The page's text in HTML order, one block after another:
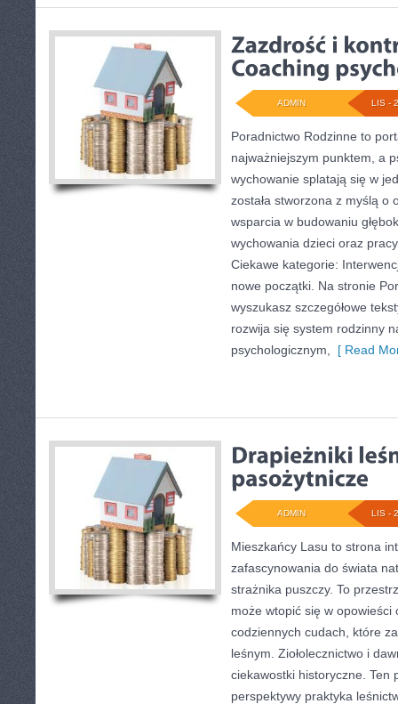
LIS -
ADMIN
Poradnictwo Rodzinne to
najważniejszym punktem, a
wychowanie splatają się w
została stworzona z myślą o
wsparcia w budowaniu
wychowania dzieci oraz
Ciekawe kategorie:
nowe początki. Na stronie
wyszukasz szczegółowe
rozwija się system rodzinny
psychologicznym,
[ Read
LIS -
ADMIN
Mieszkańcy Lasu to strona
zafascynowania do świata
strażnika puszczy. To
może wtopić się w opowieści
codziennych cudach, które
leśnym. Ziołolecznictwo i
ciekawostki historyczne. Ten
perspektywy praktyka